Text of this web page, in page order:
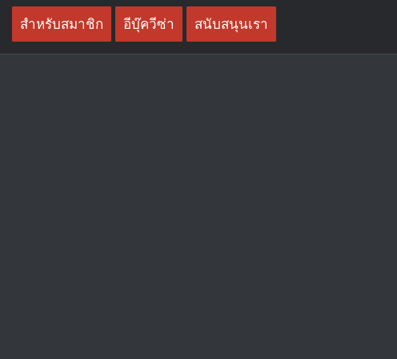
Skip
content
สำหรับสมาชิก อีบุ๊ควีซ่า สนับสนุนเรา